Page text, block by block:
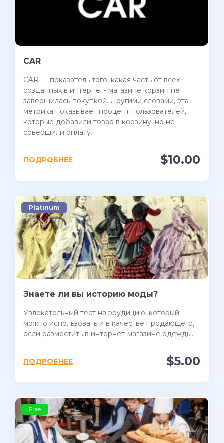
CAR
CAR — показатель того, какая часть от всех
созданных в интернет- магазине корзин не
завершилась покупкой. Другими словами, эта
метрика показывает процент пользователей,
которые добавили товар в корзину, но не
совершили оплату.
$10.00
ПОДРОБНЕЕ
Platinum
Знаете ли вы историю моды?
Увлекательный тест на эрудицию, который
можно использовать и в качестве продающего,
если разместить в интернет-магазине одежды.
$5.00
ПОДРОБНЕЕ
Free